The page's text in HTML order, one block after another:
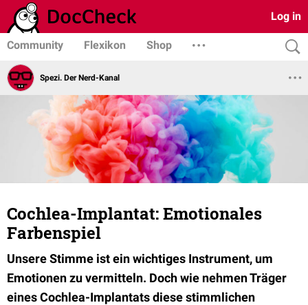
Log in
Community Flexikon Shop
Spezi. Der Nerd-Kanal
Cochlea-Implantat: Emotionales
Farbenspiel
Unsere Stimme ist ein wichtiges Instrument, um
Emotionen zu vermitteln. Doch wie nehmen Träger
eines Cochlea-Implantats diese stimmlichen